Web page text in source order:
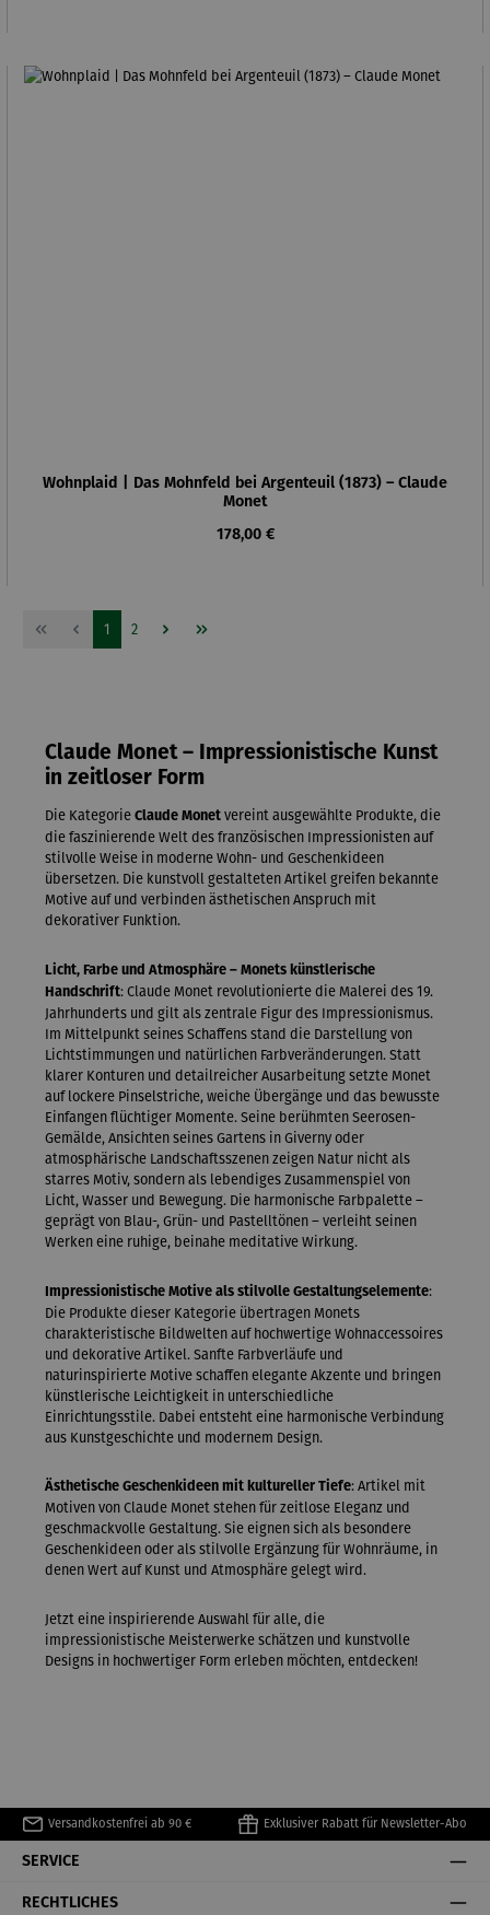
Wohnplaid | Das Mohnfeld bei Argenteuil (1873) – Claude
Monet
Regulärer Preis:
178,00 €
Seite
1 Seite
2
Claude Monet – Impressionistische Kunst
in zeitloser Form
Die Kategorie Claude Monet vereint ausgewählte Produkte, die
die faszinierende Welt des französischen Impressionisten auf
stilvolle Weise in moderne Wohn- und Geschenkideen
übersetzen. Die kunstvoll gestalteten Artikel greifen bekannte
Motive auf und verbinden ästhetischen Anspruch mit
dekorativer Funktion.
Licht, Farbe und Atmosphäre – Monets künstlerische
Handschrift: Claude Monet revolutionierte die Malerei des 19.
Jahrhunderts und gilt als zentrale Figur des Impressionismus.
Im Mittelpunkt seines Schaffens stand die Darstellung von
Lichtstimmungen und natürlichen Farbveränderungen. Statt
klarer Konturen und detailreicher Ausarbeitung setzte Monet
auf lockere Pinselstriche, weiche Übergänge und das bewusste
Einfangen flüchtiger Momente. Seine berühmten Seerosen-
Gemälde, Ansichten seines Gartens in Giverny oder
atmosphärische Landschaftsszenen zeigen Natur nicht als
starres Motiv, sondern als lebendiges Zusammenspiel von
Licht, Wasser und Bewegung. Die harmonische Farbpalette –
geprägt von Blau-, Grün- und Pastelltönen – verleiht seinen
Werken eine ruhige, beinahe meditative Wirkung.
Impressionistische Motive als stilvolle Gestaltungselemente:
Die Produkte dieser Kategorie übertragen Monets
charakteristische Bildwelten auf hochwertige Wohnaccessoires
und dekorative Artikel. Sanfte Farbverläufe und
naturinspirierte Motive schaffen elegante Akzente und bringen
künstlerische Leichtigkeit in unterschiedliche
Einrichtungsstile. Dabei entsteht eine harmonische Verbindung
aus Kunstgeschichte und modernem Design.
Ästhetische Geschenkideen mit kultureller Tiefe: Artikel mit
Motiven von Claude Monet stehen für zeitlose Eleganz und
geschmackvolle Gestaltung. Sie eignen sich als besondere
Geschenkideen oder als stilvolle Ergänzung für Wohnräume, in
denen Wert auf Kunst und Atmosphäre gelegt wird.
Jetzt eine inspirierende Auswahl für alle, die
impressionistische Meisterwerke schätzen und kunstvolle
Designs in hochwertiger Form erleben möchten, entdecken!
Versandkostenfrei ab 90 € Exklusiver Rabatt für Newsletter-Abo
SERVICE
RECHTLICHES